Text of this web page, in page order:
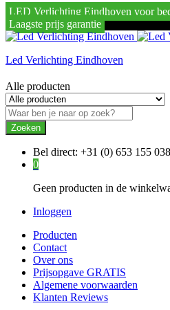
LED Verlichting Eindhoven voor
Laagste prijs garantie
Led Verlichting Eindhoven
Alle producten
Zoeken
Bel direct: +31 (0) 653 155 038
0
Geen producten in de
Inloggen
Producten
Contact
Over ons
Prijsopgave GRATIS
Algemene voorwaarden
Klanten Reviews